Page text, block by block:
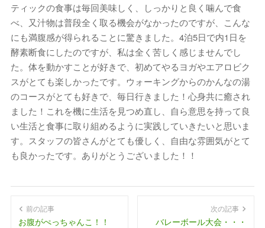
ティックの食事は毎回美味しく、しっかりと良く噛んで食
べ、又汁物は普段全く取る機会がなかったのですが、こんな
にも満腹感が得られることに驚きました。4泊5日で内1日を
酵素断食にしたのですが、私は全く苦しく感じませんでし
た。体を動かすことが好きで、初めてやるヨガやエアロビク
スがとても楽しかったです。ウォーキングからのかんなの湯
のコースがとても好きで、毎日行きました！心身共に癒され
ました！これを機に生活を見つめ直し、自ら意思を持って良
い生活と食事に取り組めるように実践していきたいと思いま
す。スタッフの皆さんがとても優しく、自由な雰囲気がとて
も良かったです。ありがとうございました！！
前の記事
お腹がぺっちゃんこ！！
次の記事
バレーボール大会・・・